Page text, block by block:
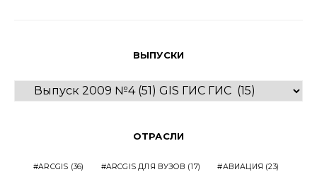
ВЫПУСКИ
ВЫПУСКИ
ОТРАСЛИ
ARCGIS (36) ARCGIS ДЛЯ ВУЗОВ (17) АВИАЦИЯ (23)